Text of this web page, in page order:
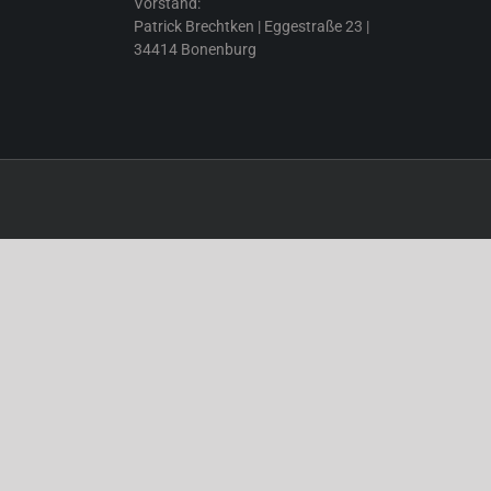
Patrick Brechtken | Eggestraße 23 |
34414 Bonenburg